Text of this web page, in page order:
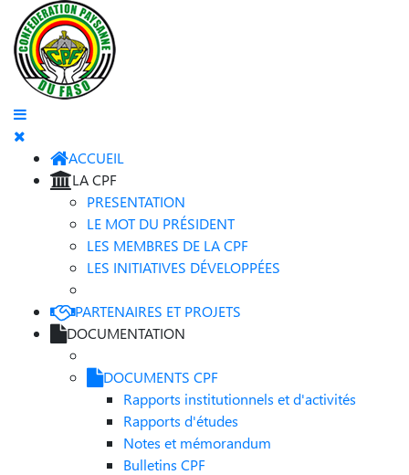
ACCUEIL
LA CPF
PRESENTATION
LE MOT DU PRÉSIDENT
LES MEMBRES DE LA CPF
LES INITIATIVES DÉVELOPPÉES
PARTENAIRES ET PROJETS
DOCUMENTATION
DOCUMENTS CPF
Rapports institutionnels et d'activités
Rapports d'études
Notes et mémorandum
Bulletins CPF